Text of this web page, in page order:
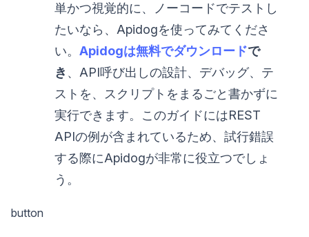
単かつ視覚的に、ノーコードでテストし
たいなら、Apidogを使ってみてくださ
い。Apidogは無料でダウンロードで
き 、API呼び出しの設計、デバッグ、テ
ストを、スクリプトをまるごと書かずに
実行できます。このガイドにはREST
APIの例が含まれているため、試行錯誤
する際にApidogが非常に役立つでしょ
う。
button